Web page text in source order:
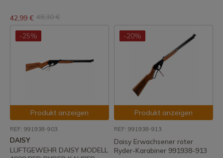
42,99 € 48,30 €
-25%
Produkt anzeigen
REF: 991938-903
DAISY
LUFTGEWEHR DAISY MODELL
-20%
Produkt anzeigen
REF: 991938-913
Daisy Erwachsener roter
Ryder-Karabiner 991938-913